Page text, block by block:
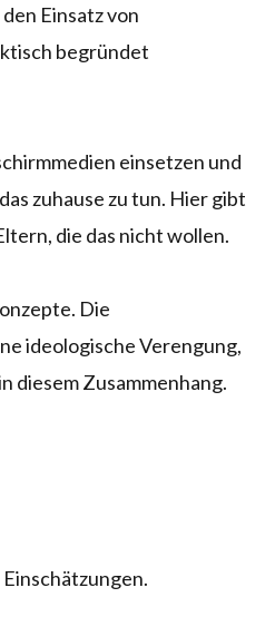
Einsatz von
begründet
einsetzen und
zuhause zu tun. Hier gibt
die das nicht wollen.
Die
ideologische Verengung,
diesem Zusammenhang.